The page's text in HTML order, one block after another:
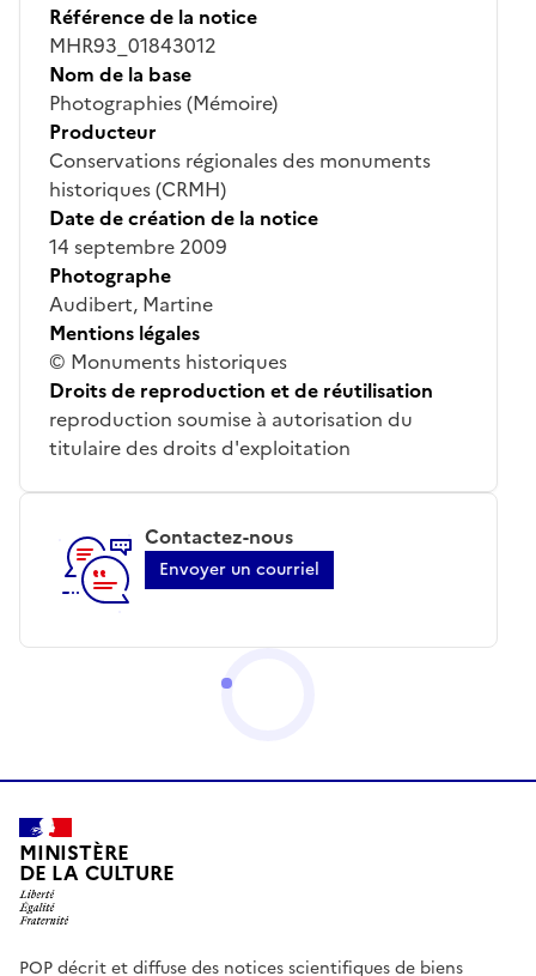
Référence de la notice
MHR93_01843012
Nom de la base
Photographies (Mémoire)
Producteur
Conservations régionales des monuments
historiques (CRMH)
Date de création de la notice
14 septembre 2009
Photographe
Audibert, Martine
Mentions légales
© Monuments historiques
Droits de reproduction et de réutilisation
reproduction soumise à autorisation du
titulaire des droits d'exploitation
Contactez-nous
Envoyer un courriel
MINISTÈRE
DE LA CULTURE
POP décrit et diffuse des notices scientifiques de biens